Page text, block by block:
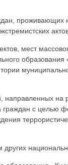
проживающих
мест
образования
на
граждан с целью